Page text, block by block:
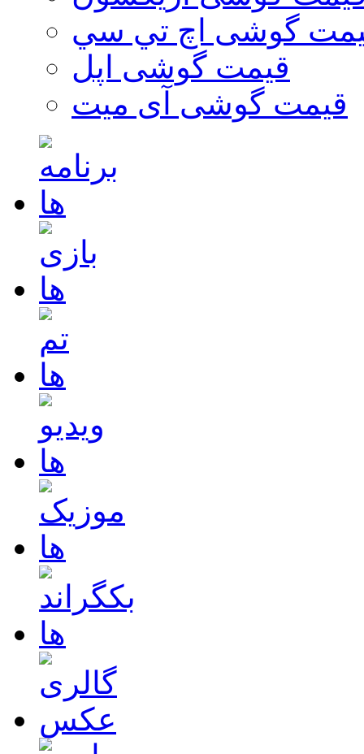
گوشی اچ تي سي
قیمت گوشی اپل
قیمت گوشی آی میت